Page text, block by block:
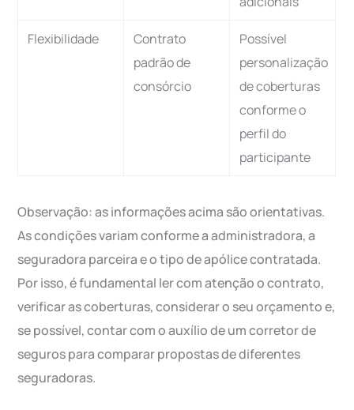
Flexibilidade
Contrato
padrão de
consórcio
Possível
personalização
de coberturas
conforme o
perfil do
participante
Observação: as informações acima são orientativas.
As condições variam conforme a administradora, a
seguradora parceira e o tipo de apólice contratada.
Por isso, é fundamental ler com atenção o contrato,
verificar as coberturas, considerar o seu orçamento e,
se possível, contar com o auxílio de um corretor de
seguros para comparar propostas de diferentes
seguradoras.